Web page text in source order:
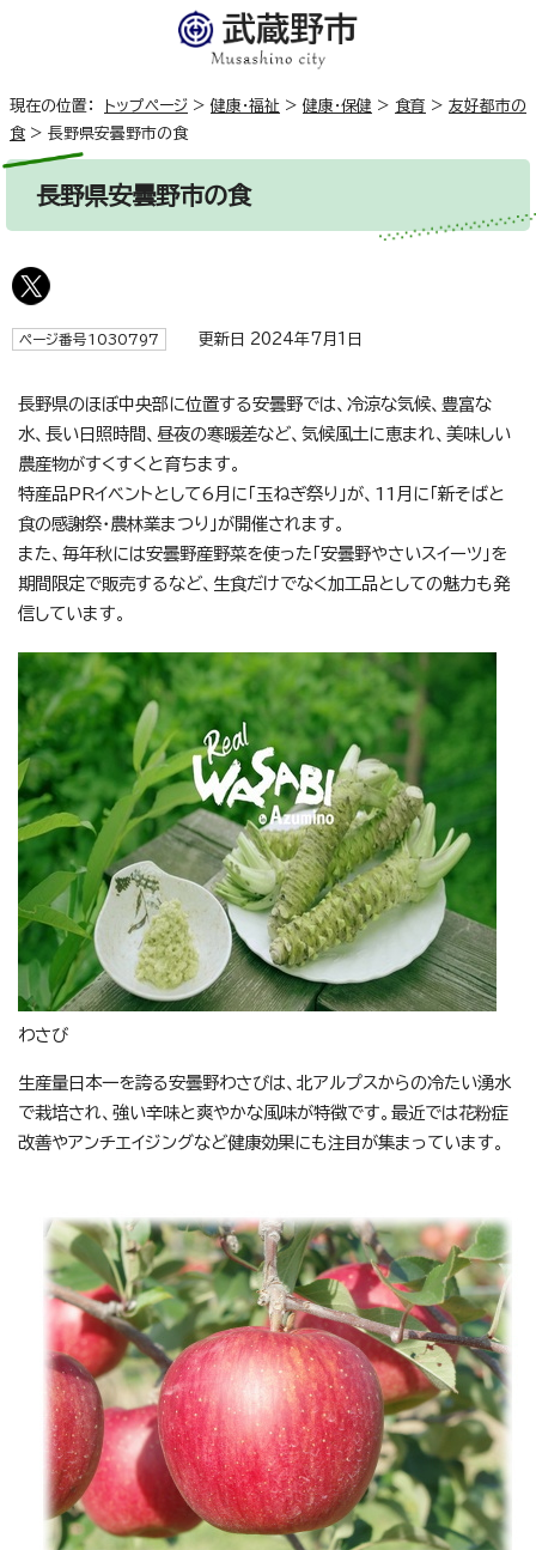
現在の位置： トップページ > 健康・福祉 > 健康・保健 > 食育 > 友好都市の
食 > 長野県安曇野市の食
長野県安曇野市の食
ページ番号1030797 更新日 2024年7月1日
長野県のほぼ中央部に位置する安曇野では、冷涼な気候、豊富な
水、長い日照時間、昼夜の寒暖差など、気候風土に恵まれ、美味しい
農産物がすくすくと育ちます。
特産品PRイベントとして6月に「玉ねぎ祭り」が、11月に「新そばと
食の感謝祭・農林業まつり」が開催されます。
また、毎年秋には安曇野産野菜を使った「安曇野やさいスイーツ」を
期間限定で販売するなど、生食だけでなく加工品としての魅力も発
信しています。
わさび
生産量日本一を誇る安曇野わさびは、北アルプスからの冷たい湧水
で栽培され、強い辛味と爽やかな風味が特徴です。最近では花粉症
改善やアンチエイジングなど健康効果にも注目が集まっています。